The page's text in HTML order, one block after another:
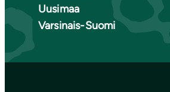
Uusimaa
Varsinais-Suomi